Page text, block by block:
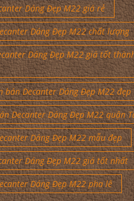
Dáng Đẹp M22 giá rẻ
Dáng Đẹp M22 chất lượng
Dáng Đẹp M22 giá tốt
bán Decanter Dáng Đẹp M22 đẹp
Decanter Dáng Đẹp M22 quận
Dáng Đẹp M22 mẫu đẹp
Dáng Đẹp M22 giá tốt nhất
Dáng Đẹp M22 pha lê